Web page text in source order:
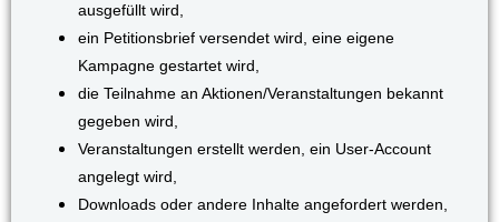
ausgefüllt wird,
ein Petitionsbrief versendet wird, eine eigene
Kampagne gestartet wird,
die Teilnahme an Aktionen/Veranstaltungen bekannt
gegeben wird,
Veranstaltungen erstellt werden, ein User-Account
angelegt wird,
Downloads oder andere Inhalte angefordert werden,